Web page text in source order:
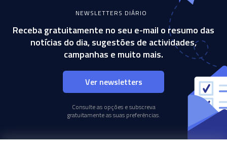
NEWSLETTERS DIÁRIO
Receba gratuitamente no seu e-mail o resumo das
notícias do dia, sugestões de actividades,
campanhas e muito mais.
Ver newsletters
Consulte as opções e subscreva
gratuitamente as suas preferências.